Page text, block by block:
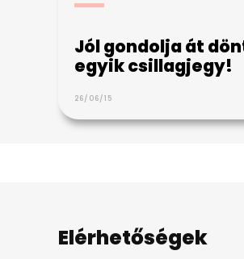
Jól gondolja át
egyik csillagjegy!
26/06/15
Elérhetőségek